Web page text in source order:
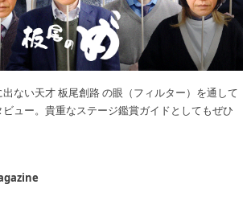
ない天才 板尾創路 の眼（フィルター）を通して
ュー。貴重なステージ鑑賞ガイドとしてもぜひ